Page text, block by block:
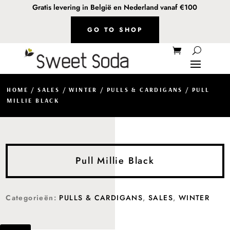
Gratis levering in België en Nederland vanaf €100
GO TO SHOP
HOME /SALES /WINTER / PULLS & CARDIGANS / PULL
MILLIE BLACK
Pull Millie Black
Categorieën: PULLS & CARDIGANS,SALES, WINTER